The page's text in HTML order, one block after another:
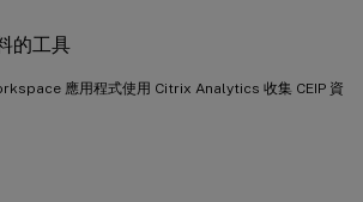
的工具
應用程式使用 Citrix Analytics 收集 CEIP 資